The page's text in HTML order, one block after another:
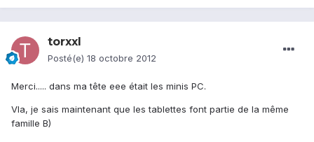
torxxl
Posté(e) 18 octobre 2012
Merci..... dans ma tête eee était les minis PC.
Vla, je sais maintenant que les tablettes font partie de la même
famille B)